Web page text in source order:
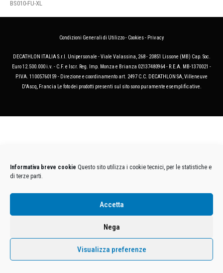
Informativa breve cookie Questo sito utilizza i cookie tecnici, per le statistiche e
di terze parti.
Accetta
Nega
Visualizza preferenze
BS010-FU-XL
Condizioni Generali di Utilizzo- Cookies- Privacy
DECATHLON ITALIA S.r.l. Unipersonale - Viale Valassina, 268 - 20851 Lissone (MB) Cap. Soc.
Euro 12.500.000 i.v. - C.F. e Iscr. Reg. Imp. Monza e Brianza 02137480964 - R.E.A. MB-1370021 -
P.IVA. 11005760159 - Direzione e coordinamento art. 2497 C.C. DECATHLON SA, Villeneuve
D'Ascq, Francia Le foto dei prodotti presenti sul sito sono puramente esemplificative.